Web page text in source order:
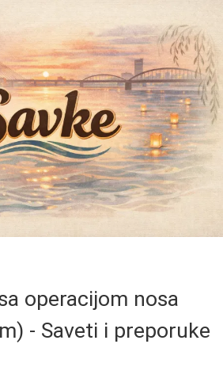
operacijom nosa
- Saveti i preporuke